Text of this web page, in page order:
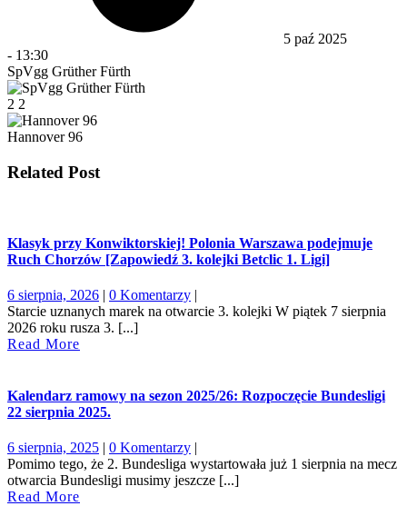
5 paź 2025
- 13:30
SpVgg Grüther Fürth
2 2
Hannover 96
Related Post
Klasyk przy Konwiktorskiej! Polonia Warszawa podejmuje
Ruch Chorzów [Zapowiedź 3. kolejki Betclic 1. Ligi]
6 sierpnia, 20266
sierpnia,
2026
| 0 Komentarzy |
Starcie uznanych marek na otwarcie 3. kolejki W piątek 7 sierpnia
2026 roku rusza 3. [...]
Read More
Kalendarz ramowy na sezon 2025/26: Rozpoczęcie Bundesligi
22 sierpnia 2025.
6 sierpnia, 20256
sierpnia,
2025
| 0 Komentarzy |
Pomimo tego, że 2. Bundesliga wystartowała już 1 sierpnia na mecz
otwarcia Bundesligi musimy jeszcze [...]
Read More